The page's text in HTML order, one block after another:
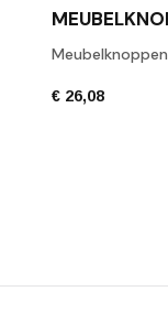
Meubelknoppen
€ 26,08